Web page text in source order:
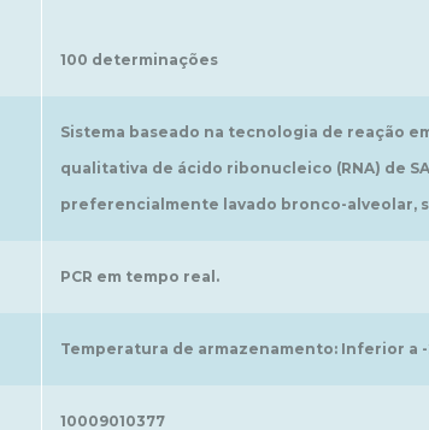
100 determinações
Sistema baseado na tecnologia de reação
qualitativa de ácido ribonucleico (RNA) de
preferencialmente lavado bronco-alveolar,
PCR em tempo real.
Temperatura de armazenamento: Inferior a -
10009010377